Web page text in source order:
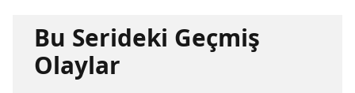
Bu Serideki Geçmiş
Olaylar